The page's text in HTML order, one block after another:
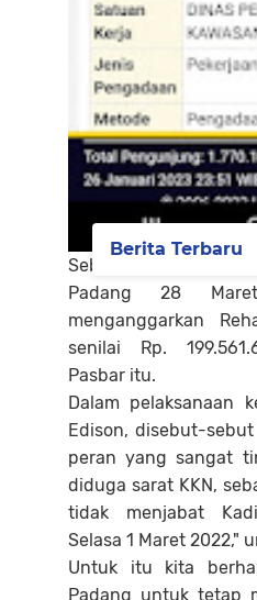
Sebagaimana
Padang 28
menganggarkan
senilai Rp.
Pasbar itu.
Dalam pelaksanaan
Edison, disebut-
peran yang sangat
diduga sarat KKN,
tidak menjabat
Selasa 1 Maret 2022,"
Untuk itu kita
Padang untuk tetap
Berita Terbaru